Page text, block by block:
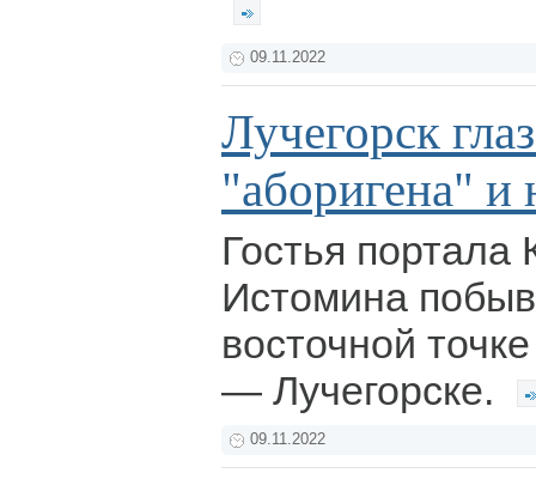
09.11.2022
Лучегорск
"аборигена" и
Гостья портала
Истомина
восточной
— Лучегорске.
09.11.2022